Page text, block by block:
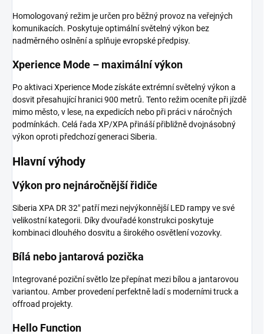
Homologovaný režim je určen pro běžný provoz na veřejných
komunikacích. Poskytuje optimální světelný výkon bez
nadměrného oslnění a splňuje evropské předpisy.
Xperience Mode – maximální výkon
Po aktivaci Xperience Mode získáte extrémní světelný výkon a
dosvit přesahující hranici 900 metrů. Tento režim oceníte při jízdě
mimo město, v lese, na expedicích nebo při práci v náročných
podmínkách. Celá řada XP/XPA přináší přibližně dvojnásobný
výkon oproti předchozí generaci Siberia.
Hlavní výhody
Výkon pro nejnáročnější řidiče
Siberia XPA DR 32" patří mezi nejvýkonnější LED rampy ve své
velikostní kategorii. Díky dvouřadé konstrukci poskytuje
kombinaci dlouhého dosvitu a širokého osvětlení vozovky.
Bílá nebo jantarová pozička
Integrované poziční světlo lze přepínat mezi bílou a jantarovou
variantou. Amber provedení perfektně ladí s moderními truck a
offroad projekty.
Hello Function